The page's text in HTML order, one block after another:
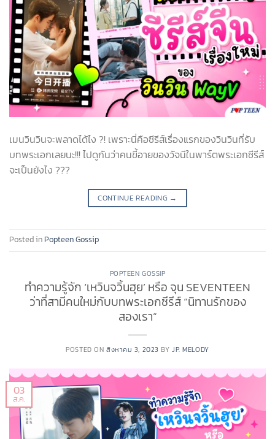
เมนวินวินจะพลาดได้ไง ?! เพราะนี่คือซีรีส์เรื่องแรกของวินวินที่รับ
บทพระเอกเลยนะ!!! ไปดูกันว่าคนขี้อายของวัจนีในพาร์ตพระเอกซีรีส์
จะเป็นยังไง ???
CONTINUE READING →
Posted in Popteen Gossip
POPTEEN GOSSIP
ทำความรู้จัก ‘เหวินจวิ้นฮุย’ หรือ จุน SEVENTEEN
ว่าที่สามีคนใหม่กับบทพระเอกซีรีส์ “นิทานรักของ
สองเรา”
POSTED ON สิงหาคม 3, 2023 BYJP. MELODY
03
ส.ค.